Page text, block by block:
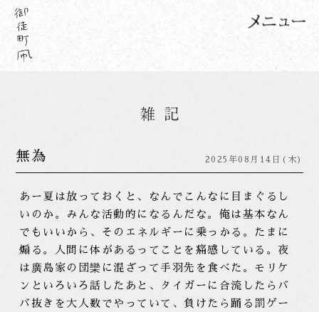
無為 2025年08月14日(木)
あー夏は放っておくと、なんでこんなに目まぐるし
いのか。みんな活動的になるんだな。俺は基本なん
でもいいから、そのエネルギーに乗っかる。たまに
煽る。人間に体があるってことを痛感している。夜
は廣島家の団欒に混ざって手羽先を食べた。モリケ
ンといろいろ話したあと、タイガーに合流したらバ
バ抜きを大人数でやっていて、負けたら踊る罰ゲー